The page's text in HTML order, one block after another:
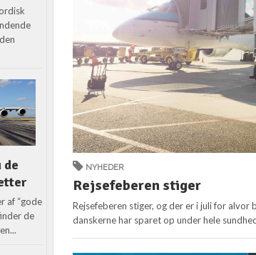
NYHEDER
Rejsefeberen stiger
Rejsefeberen stiger, og der er i juli for
danskerne har sparet op under hele
de
af “gode
de